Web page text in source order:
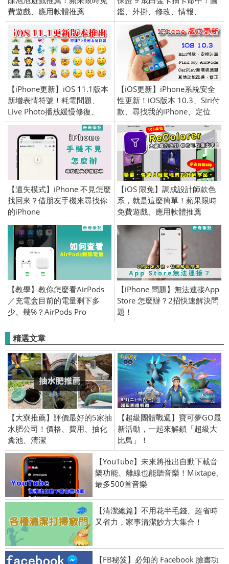
費遊戲、應用軟體推薦
(iPhone／iPad) 2017/3/20
鑑、外掛、修改、情報、
Combo值及卡牌能力一覽；自
動轉珠 教學(Android／iPhone
【iPhone更新】iOS 11.1版本
新增表情符號！耗電問題、
Live Photo播放緩慢修復、
GPS定位、3D Touch切換APP
功能
【iOS更新】iPhone系統安全
性更新！iOS版本 10.3、Siri付
款、尋找我的iPhone、定位
AirPods。
【遺失模式】iPhone 不見怎麼
找回來？借朋友手機來尋找你
的iPhone
【iOS 限免】調成設計師款色
系，就是這麼簡單！蘋果限時
免費遊戲、應用軟體推薦
(iPhone／iPad) 2016/11/23
【教學】教你怎麼看AirPods
／充電盒目前的電量剩下多
少、幾%？AirPods Pro
【iPhone 問題】無法連接App
Store 怎麼辦？2招快速解決問
題！
精選文章
【大寮推薦】評價最好的5家抽
水肥公司！價格、費用、抽化
糞池、清潔
【超級團體戰週】寶可夢GO最
新活動，一起來解鎖「超級大
比鳥」！
【YouTube】未來將推出自動下載音
樂功能、離線也能聽音樂！Mixtape、
最多500首音樂
【清潔總篇】不用花半毛錢、超省時
又省力，家事清潔妙方大集合！
【FB秘笈】必知的 Facebook 臉書功